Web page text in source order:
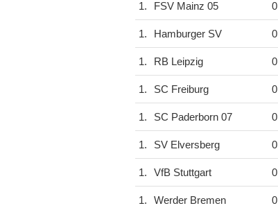
1. FSV Mainz 05 0
1. Hamburger SV 0
1. RB Leipzig 0
1. SC Freiburg 0
1. SC Paderborn 07 0
1. SV Elversberg 0
1. VfB Stuttgart 0
1. Werder Bremen 0